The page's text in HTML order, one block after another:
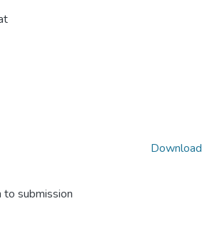
submission
Download